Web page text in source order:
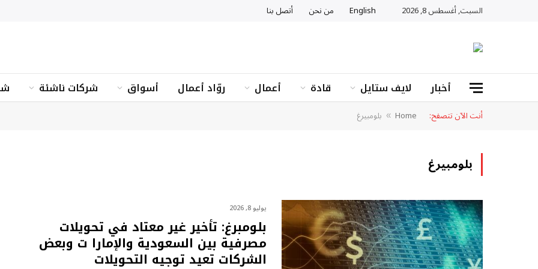
السبت, أغسطس 8, 2026 English من نحن أتصل بنا
أخبار لايف ستايل قادة أعمال روّاد أعمال أسواق شركات ناشئة
أنت الآن تتصفح: Home
» بلومبيرغ
بلومبيرغ
يوليو 8, 2026
بلومبرغ: تأخير غير معتاد في تحويلات
مصرفية بين السعودية والإمارا ت وبعض
الشركات تعيد توجيه التحويلات